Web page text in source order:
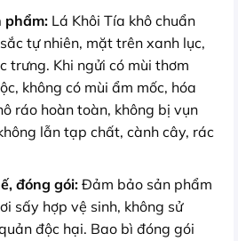
phẩm:Lá Khôi Tía khô chuẩn
tự nhiên, mặt trên xanh lục,
trưng. Khi ngửi có mùi thơm
không có mùi ẩm mốc, hóa
ráo hoàn toàn, không bị vụn
lẫn tạp chất, cành cây, rác
đóng gói:Đảm bảo sản phẩm
sấy hợp vệ sinh, không sử
độc hại. Bao bì đóng gói